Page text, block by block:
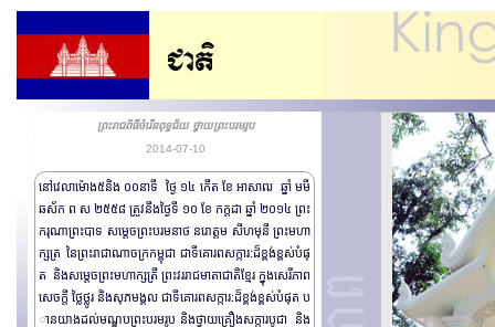
ព្រះរាជពិធីចំរើនពុទ្ធជ័យ ថ្វាយព្រះបរមរូប
2014-07-10
នៅវេលាម៉ោង៥​និង ០០នាទី ថ្ងៃ ១៤ កើត ខែ អាសាឍ ឆ្នាំ មមី
ឆស័ក ព ស ២៥៥៨ ត្រូវនឹងថ្ងៃទី ១០ ខែ កក្តដា ឆ្នាំ ២០១៤ ព្រះ
ករុណាព្រះបាទ សម្តេចព្រះបរមនាថ នរោត្តម សីហមុនី ព្រះមហា
ក្សត្រ នៃព្រះរាជាណាចក្រកម្ពុជា ជាទីគោរពសក្ការ:ដ៏ខ្ពង់ខ្ពស់បំផុ
ត ​ និងសម្តេចព្រះមហាក្សត្រី ព្រះវររាជមាតាជាតិខ្មែរ ក្នុងសេរីភាព
សេចក្តី ថ្លៃថ្លូរ និងសុភមង្គល ជាទីគោរពសក្ការ:ដ៏ខ្ពង់ខ្ពស់បំផុត ប
ានយាងដល់មណ្ឌបព្រះបរមរូប និងថ្វាយគ្រឿងសក្ការបូជា និង
ព្រះរាជដំណើរ
ព្រះអង្គ​ម្ចា
ព្រះរាជពិធីថ្វ
ថ្នាក់ដឹកនាំកំ
គណ:ប្រតិភូអង្គ
ឯកអគ្គររដ្ឋទូ
ព្រះរាជពិធីឆ្ល
ព្រះរាជពិធីថ្វ
ព្រះរាជពិធីតម្
ព្រះរាជពិធីតម្